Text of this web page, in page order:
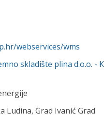
webservices/wms
skladište plina d.o.o. -
Ludina, Grad Ivanić Grad